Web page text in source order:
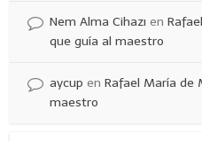
Nem Alma Cihazı en
que guía al maestro
aycup enRafael María de
maestro